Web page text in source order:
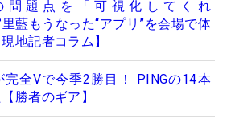
問題点を「可視化してくれ
藍もうなった“アプリ”を会場で体
地記者コラム】
完全Vで今季2勝目！ PINGの14本
勝者のギア】